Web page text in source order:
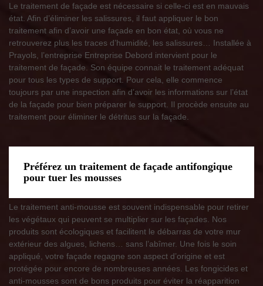
Le traitement de façade est nécessaire si celle-ci est en mauvais
état. Afin d’éliminer les salissures, il faut appliquer le bon
traitement afin d’avoir une façade en bon état, où vous ne
retrouverez plus les traces d’humidité, les salissures… Installée à
Prayols, l’entreprise Entreprise Debord intervient pour le
traitement de façade. Son équipe connait le traitement adéquat
pour tous les types de support. Pour cela, elle commence
toujours par une inspection afin d’avoir les informations sur l’état
de la façade pour bien préparer le support. Il procède ensuite au
traitement pour éliminer le détritus sur la façade.
Préférez un traitement de façade antifongique
pour tuer les mousses
Le traitement anti-mousse est souvent indispensable pour retirer
les végétaux qui peuvent se multiplier sur les façades. Nos
produits sont écologiques et facilitent le débarras de votre mur
extérieur des algues, lichens… sans l’abîmer. Une fois le soin
appliqué, votre façade regagne son aspect d’origine et est
protégée pour encore de nombreuses années. Les fongicides et
anti-mousses sont de bons produits pour éviter la réapparition